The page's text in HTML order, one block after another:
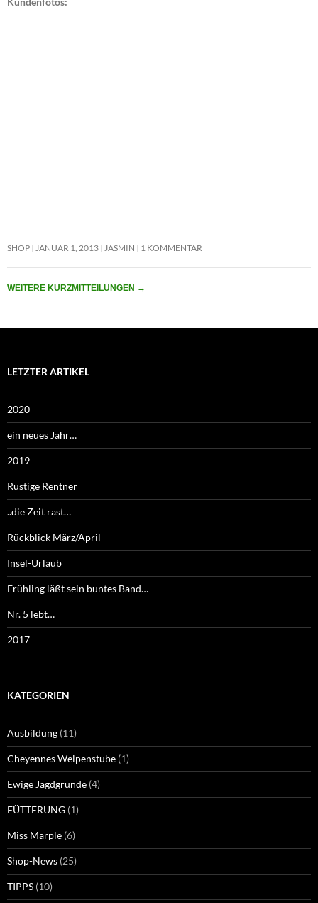
SHOP JANUAR 1, 2013 JASMIN 1 KOMMENTAR
WEITERE KURZMITTEILUNGEN →
LETZTER ARTIKEL
2020
ein neues Jahr…
2019
Rüstige Rentner
..die Zeit rast…
Rückblick März/April
Insel-Urlaub
Frühling läßt sein buntes Band…
Nr. 5 lebt…
2017
KATEGORIEN
Ausbildung (11)
Cheyennes Welpenstube (1)
Ewige Jagdgründe (4)
FÜTTERUNG (1)
Miss Marple (6)
Shop-News (25)
TIPPS (10)